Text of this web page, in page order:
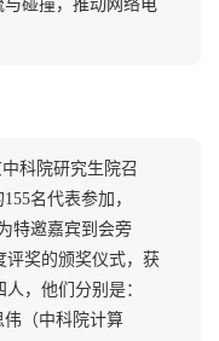
碰撞，推动网络电
科院研究生院召
名代表参加，
特邀嘉宾到会旁
评奖的颁奖仪式，获
，他们分别是：
伟（中科院计算